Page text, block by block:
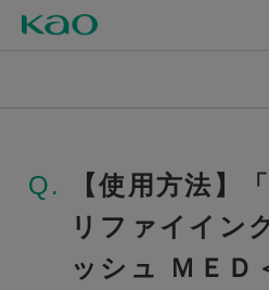
Q.
【使用方法】
リファイイン
ッシュ ＭＥＤ